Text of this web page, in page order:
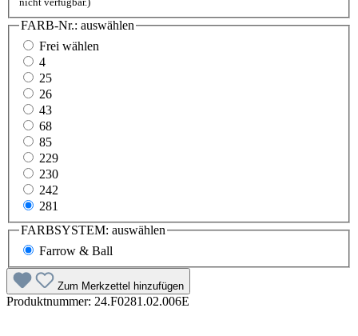
FARB-Nr.: auswählen
Frei wählen
4
25
26
43
68
85
229
230
242
281
FARBSYSTEM: auswählen
Farrow & Ball
Zum Merkzettel hinzufügen
Produktnummer: 24.F0281.02.006E